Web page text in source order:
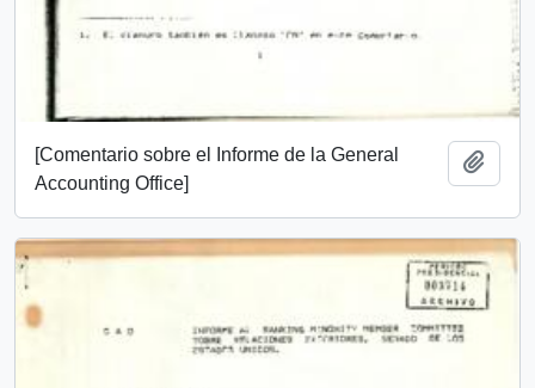
[Comentario sobre el Informe de la General
Accounting Office]